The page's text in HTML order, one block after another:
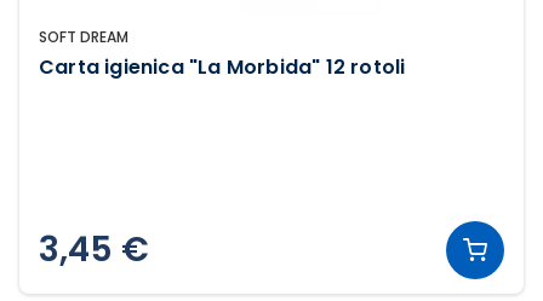
SOFT DREAM
Carta igienica "La Morbida" 12 rotoli
3,45 €